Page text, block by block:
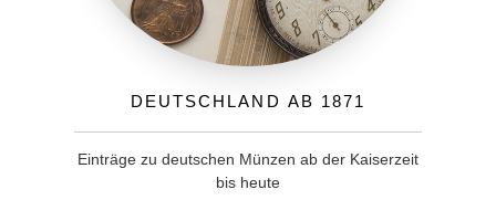
Deutschland ab 1871
Einträge zu deutschen Münzen ab der Kaiserzeit
bis heute